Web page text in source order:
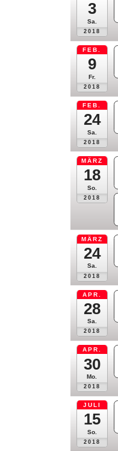
3
Sa.
2018
FEB.
9
Fr.
2018
FEB.
24
Sa.
2018
MÄRZ
18
So.
2018
MÄRZ
24
Sa.
2018
APR.
28
Sa.
2018
APR.
30
Mo.
2018
JULI
15
So.
2018